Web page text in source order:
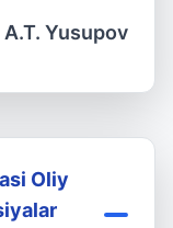
A.T. Yusupov
Oliy